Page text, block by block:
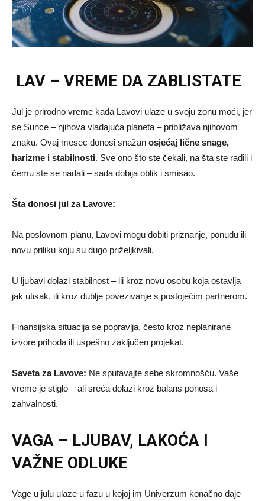
LAV – VREME DA ZABLISTATE
Jul je prirodno vreme kada Lavovi ulaze u svoju zonu moći, jer
se Sunce – njihova vladajuća planeta – približava njihovom
znaku. Ovaj mesec donosi snažan osjećaj lične snage,
harizme i stabilnosti. Sve ono što ste čekali, na šta ste radili i
čemu ste se nadali – sada dobija oblik i smisao.
Šta donosi jul za Lavove:
Na poslovnom planu, Lavovi mogu dobiti priznanje, ponudu ili
novu priliku koju su dugo priželjkivali.
U ljubavi dolazi stabilnost – ili kroz novu osobu koja ostavlja
jak utisak, ili kroz dublje povezivanje s postojećim partnerom.
Finansijska situacija se popravlja, često kroz neplanirane
izvore prihoda ili uspešno zaključen projekat.
Saveta za Lavove: Ne sputavajte sebe skromnošću. Vaše
vreme je stiglo – ali sreća dolazi kroz balans ponosa i
zahvalnosti.
VAGA – LJUBAV, LAKOĆA I
VAŽNE ODLUKE
Vage u julu ulaze u fazu u kojoj im Univerzum konačno daje